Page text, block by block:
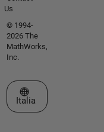
Us
© 1994-
2026 The
MathWorks,
Inc.
Seleziona un sito web
Italia